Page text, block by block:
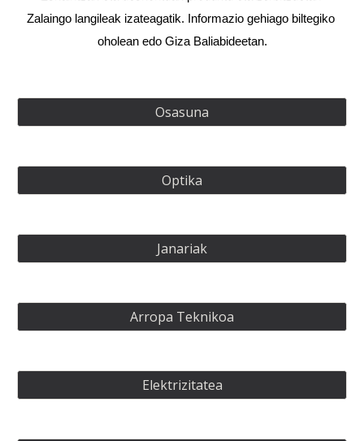
Zalaingo langileak izateagatik. Informazio gehiago biltegiko
oholean edo Giza Baliabideetan.
Osasuna
Optika
Janariak
Arropa Teknikoa
Elektrizitatea